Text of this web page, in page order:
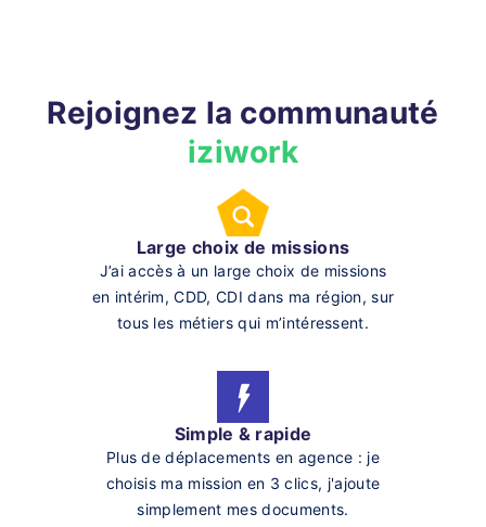
Rejoignez la communauté
iziwork
Large choix de missions
J’ai accès à un large choix de missions
en intérim, CDD, CDI dans ma région, sur
tous les métiers qui m’intéressent.
Simple & rapide
Plus de déplacements en agence : je
choisis ma mission en 3 clics, j'ajoute
simplement mes documents.